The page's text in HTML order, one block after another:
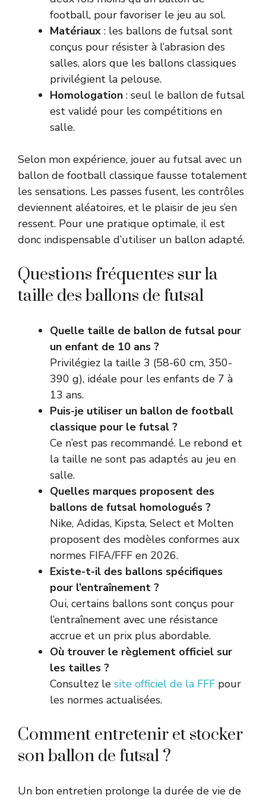
football, pour favoriser le jeu au sol.
Matériaux : les ballons de futsal sont
conçus pour résister à l’abrasion des
salles, alors que les ballons classiques
privilégient la pelouse.
Homologation : seul le ballon de futsal
est validé pour les compétitions en
salle.
Selon mon expérience, jouer au futsal avec un
ballon de football classique fausse totalement
les sensations. Les passes fusent, les contrôles
deviennent aléatoires, et le plaisir de jeu s’en
ressent. Pour une pratique optimale, il est
donc indispensable d’utiliser un ballon adapté.
Questions fréquentes sur la
taille des ballons de futsal
Quelle taille de ballon de futsal pour
un enfant de 10 ans ?
Privilégiez la taille 3 (58-60 cm, 350-
390 g), idéale pour les enfants de 7 à
13 ans.
Puis-je utiliser un ballon de football
classique pour le futsal ?
Ce n’est pas recommandé. Le rebond et
la taille ne sont pas adaptés au jeu en
salle.
Quelles marques proposent des
ballons de futsal homologués ?
Nike, Adidas, Kipsta, Select et Molten
proposent des modèles conformes aux
normes FIFA/FFF en 2026.
Existe-t-il des ballons spécifiques
pour l’entraînement ?
Oui, certains ballons sont conçus pour
l’entraînement avec une résistance
accrue et un prix plus abordable.
Où trouver le règlement officiel sur
les tailles ?
Consultez le site officiel de la FFF pour
les normes actualisées.
Comment entretenir et stocker
son ballon de futsal ?
Un bon entretien prolonge la durée de vie de